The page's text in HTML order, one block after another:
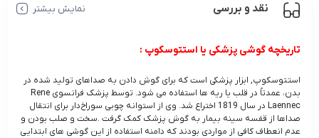
نقد و بررسی نمایش بیشتر
تاریخچه گوشی پزشکی یا استتوسکوپ :
استتوسکوپ, ابزار پزشکی است که برای گوش دادن به صداهای تولید شده در
بدن، عمدتاً در قلب یا ریه ها استفاده می شود. توسط پزشک فرانسوی Rene
Laennec در سال 1819 اختراع شد. وی از استوانه چوبی سوراخ‌دار برای انتقال
صداها از قفسه سینه بیمار به گوش پزشک کمک گرفت .سخت و صلب بودن و
عدم انعطاف کافی از مواردی بودند که دامنه استفاده از این گوشی های ابتدایی